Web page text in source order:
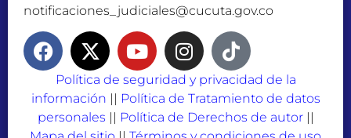
notificaciones_judiciales@cucuta.gov.co
Política de seguridad y privacidad de la
información
Política de Tratamiento de datos
personales
Política de Derechos de autor||